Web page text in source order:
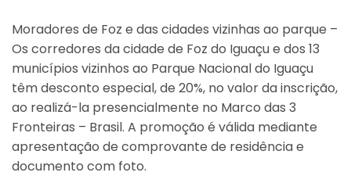
Moradores de Foz e das cidades vizinhas ao parque –
Os corredores da cidade de Foz do Iguaçu e dos 13
municípios vizinhos ao Parque Nacional do Iguaçu
têm desconto especial, de 20%, no valor da inscrição,
ao realizá-la presencialmente no Marco das 3
Fronteiras – Brasil. A promoção é válida mediante
apresentação de comprovante de residência e
documento com foto.